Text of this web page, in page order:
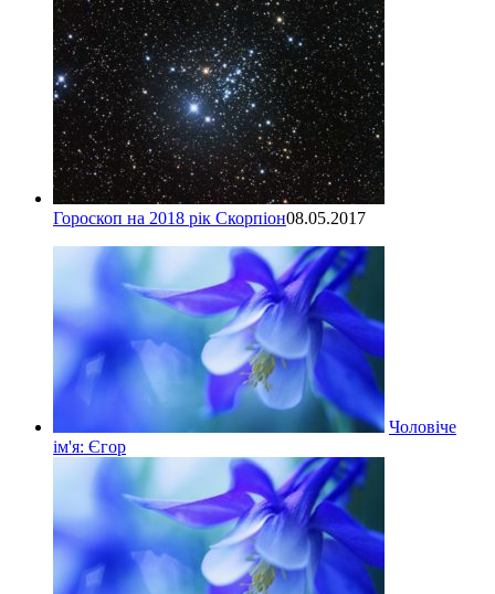
Гороскоп на 2018 рік Скорпіон08.05.2017
Чоловіче
ім'я: Єгор